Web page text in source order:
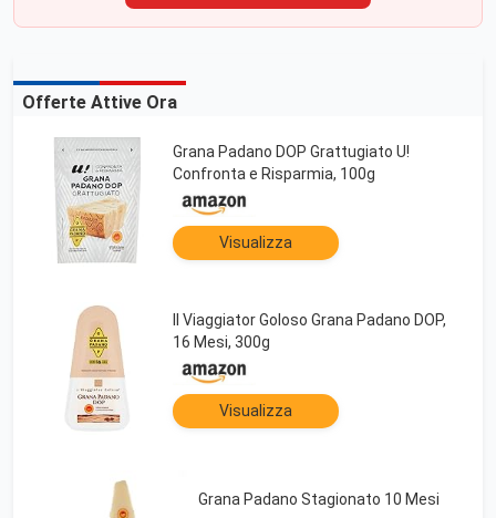
Offerte Attive Ora
Grana Padano DOP Grattugiato U!
Confronta e Risparmia, 100g
Visualizza
Il Viaggiator Goloso Grana Padano DOP,
16 Mesi, 300g
Visualizza
Grana Padano Stagionato 10 Mesi